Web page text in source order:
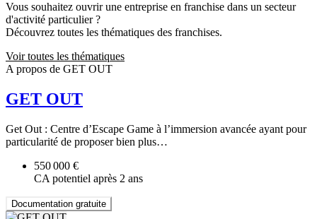
Vous souhaitez ouvrir une entreprise en franchise dans un secteur
d'activité particulier ?
Découvrez toutes les thématiques des franchises.
Voir toutes les thématiques
A propos de GET OUT
GET OUT
Get Out : Centre d’Escape Game à l’immersion avancée ayant pour
particularité de proposer bien plus…
550 000 €
CA potentiel après 2 ans
Documentation gratuite